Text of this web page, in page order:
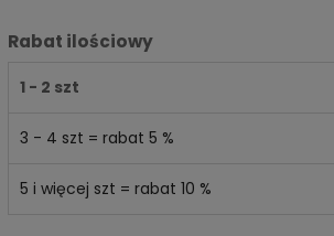
Rabat ilościowy
1 - 2 szt
3 - 4 szt = rabat 5 %
5 i więcej szt = rabat 10 %